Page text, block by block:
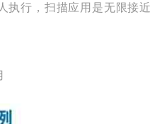
执行，扫描应用是无限接